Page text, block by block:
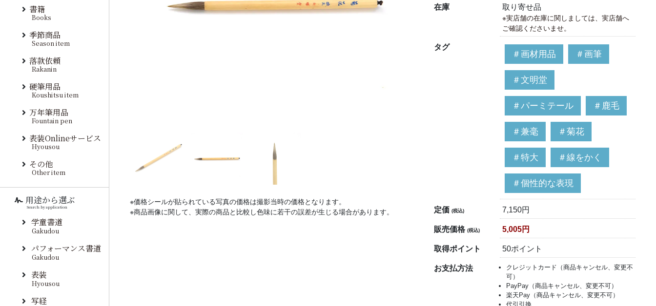
※価格シールが貼られている写真の価格は撮影当時の価格となります。
※商品画像に関して、実際の商品と比較し色味に若干の誤差が生じる場合があります。
在庫 取り寄せ品
※実店舗の在庫に関しましては、実店舗へ
ご確認くださいませ。
タグ
＃画材用品 ＃画筆
＃文明堂
＃パーミテール ＃鹿毛
＃兼毫 ＃菊花
＃特大 ＃線をかく
＃個性的な表現
定価(税込) 7,150円
販売価格(税込) 5,005円
取得ポイント 50ポイント
お支払方法
クレジットカード（商品キャンセル、変更不
可）
PayPay（商品キャンセル、変更不可）
楽天Pay（商品キャンセル、変更不可）
代引引換
書籍
Books
季節商品
Season item
落款依頼
Rakanin
硬筆用品
Koushitsu item
万年筆用品
Fountain pen
表装Onlineサービス
Hyousou
その他
Other item
用途から選ぶ
Search by application
学童書道
Gakudou
パフォーマンス書道
Gakudou
表装
Hyousou
写経